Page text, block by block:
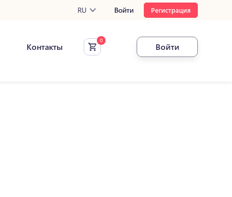
RU Войти Регистрация
Контакты Войти